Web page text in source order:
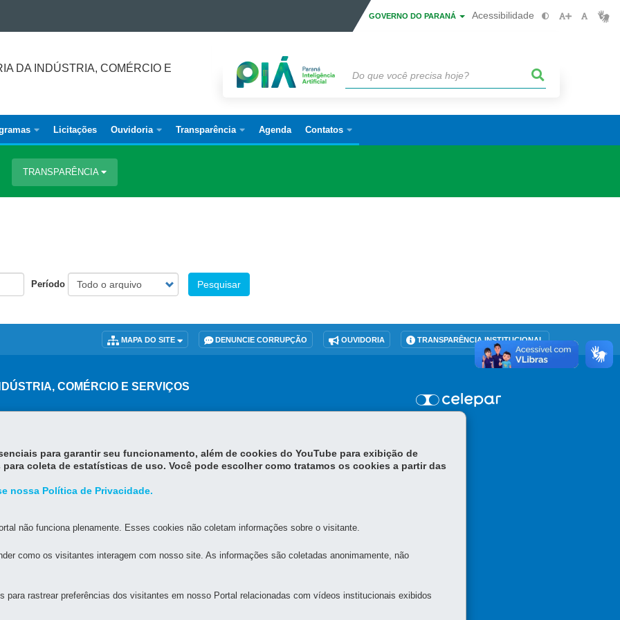
GOVERNO DO PARANÁ Acessibilidade
DA INDÚSTRIA, COMÉRCIO E
Licitações Ouvidoria Transparência Agenda Contatos
TRANSPARÊNCIA
Período Pesquisar
MAPA DO SITE DENUNCIE CORRUPÇÃO OUVIDORIA TRANSPARÊNCIA INSTITUCIONAL
COMÉRCIO E SERVIÇOS
8h às 18h
para garantir seu funcionamento, além de cookies do YouTube para exibição de
coleta de estatísticas de uso. Você pode escolher como tratamos os cookies a partir das
nossa Política de Privacidade.
não funciona plenamente. Esses cookies não coletam informações sobre o visitante.
como os visitantes interagem com nosso site. As informações são coletadas anonimamente, não
para rastrear preferências dos visitantes em nosso Portal relacionadas com vídeos institucionais exibidos